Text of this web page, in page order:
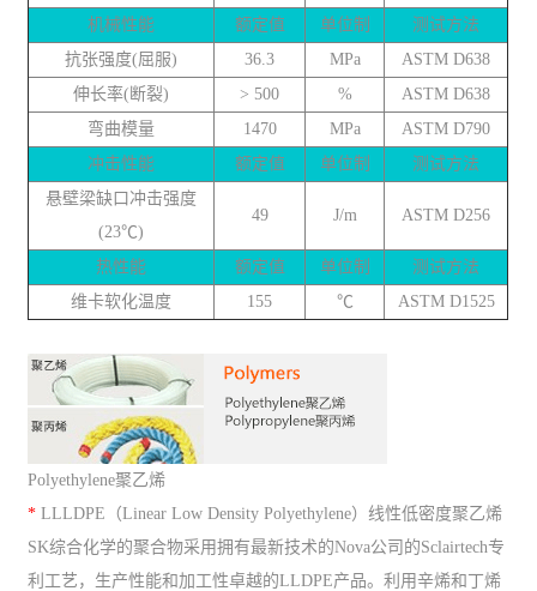
机械性能 额定值 单位制
测试方法
抗张强度(屈服)
36.3 MPa
ASTM D638
伸长率(断裂)
> 500 %
ASTM D638
弯曲模量
1470 MPa
ASTM D790
冲击性能
额定值 单位制
测试方法
悬壁梁缺口冲击强度
(23℃)
49 J/m ASTM D256
热性能 额定值 单位制
测试方法
维卡软化温度
155 ℃ ASTM D1525
Polyethylene聚乙烯
* LLLDPE（Linear Low Density Polyethylene）线性低密度聚乙烯
SK综合化学的聚合物采用拥有最新技术的Nova公司的Sclairtech专
利工艺，生产性能和加工性卓越的LLDPE产品。利用辛烯和丁烯